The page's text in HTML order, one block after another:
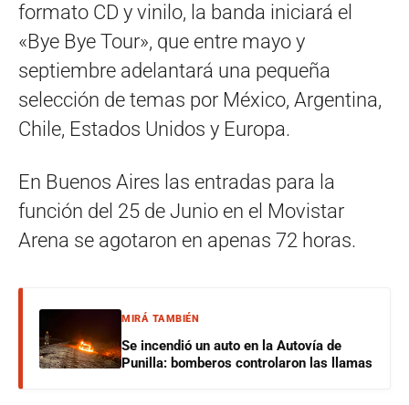
formato CD y vinilo, la banda iniciará el
«Bye Bye Tour», que entre mayo y
septiembre adelantará una pequeña
selección de temas por México, Argentina,
Chile, Estados Unidos y Europa.
En Buenos Aires las entradas para la
función del 25 de Junio en el Movistar
Arena se agotaron en apenas 72 horas.
MIRÁ TAMBIÉN
Se incendió un auto en la Autovía de
Punilla: bomberos controlaron las llamas